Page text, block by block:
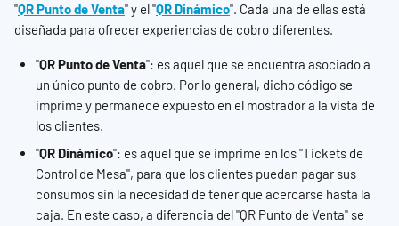
"QR Punto de Venta" y el "QR Dinámico". Cada una de ellas está
diseñada para ofrecer experiencias de cobro diferentes.
"QR Punto de Venta": es aquel que se encuentra asociado a
un único punto de cobro. Por lo general, dicho código se
imprime y permanece expuesto en el mostrador a la vista de
los clientes.
"QR Dinámico": es aquel que se imprime en los "Tickets de
Control de Mesa", para que los clientes puedan pagar sus
consumos sin la necesidad de tener que acercarse hasta la
caja. En este caso, a diferencia del "QR Punto de Venta" se